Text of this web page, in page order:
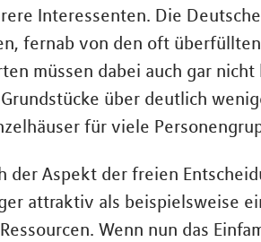
Interessenten. Die
fernab von den oft
müssen dabei auch gar
über deutlich
für viele
der Aspekt der freien
attraktiv als beispielsweise
Wenn nun das